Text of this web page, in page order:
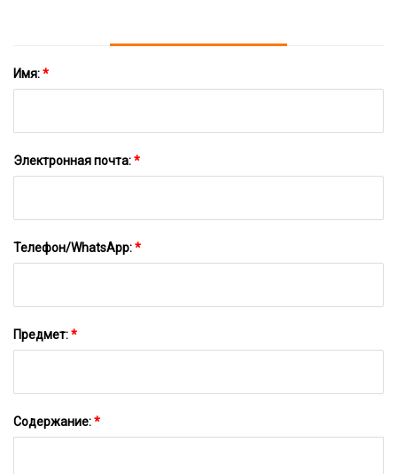
Имя:*
Электронная почта:*
Телефон/WhatsApp:*
Предмет:*
Содержание:*